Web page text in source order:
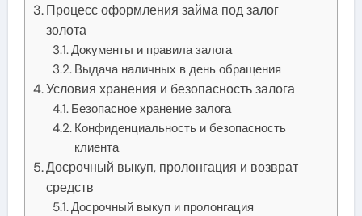
Процесс оформления займа под залог
золота
Документы и правила залога
Выдача наличных в день обращения
Условия хранения и безопасность залога
Безопасное хранение залога
Конфиденциальность и безопасность
клиента
Досрочный выкуп, пролонгация и возврат
средств
Досрочный выкуп и пролонгация